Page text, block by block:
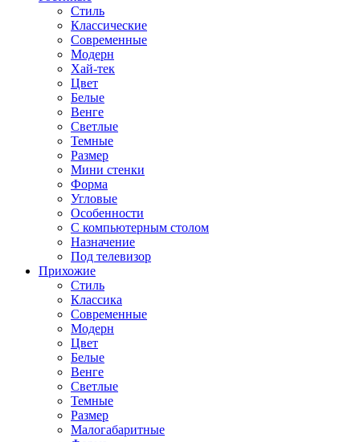
Стиль
Классические
Современные
Модерн
Хай-тек
Цвет
Белые
Венге
Светлые
Темные
Размер
Мини стенки
Форма
Угловые
Особенности
С компьютерным столом
Назначение
Под телевизор
Прихожие
Стиль
Классика
Современные
Модерн
Цвет
Белые
Венге
Светлые
Темные
Размер
Малогабаритные